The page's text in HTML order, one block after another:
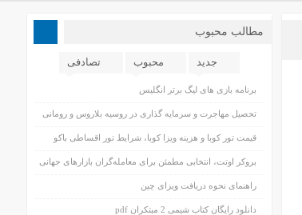
مطالب محبوب
جدید محبوب تصادفی
برنامه بازی های لیگ برتر انگلیس
تحصیل مهاجرت و سرمایه گذاری در روسیه بلاروس و رومانی
قیمت تور کوبا و هزینه ویزا کوبا، شرایط تور اقساطی باکو
بروکر اوتت، انتخابی مطمئن برای معامله‌گران بازارهای جهانی
راهنمای نحوه دریافت ویزای چین
دانلود رایگان کتاب شیمی 2 مبتکران pdf